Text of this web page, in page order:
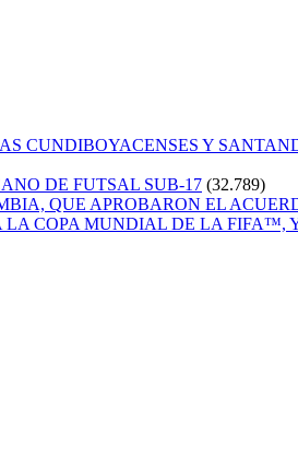
CUNDIBOYACENSES Y
DE FUTSAL SUB-17 (32.789)
QUE APROBARON EL
COPA MUNDIAL DE LA FIFA™,